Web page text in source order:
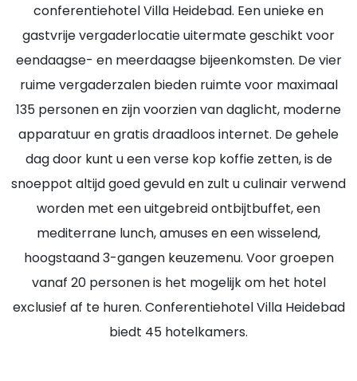
conferentiehotel Villa Heidebad. Een unieke en
gastvrije vergaderlocatie uitermate geschikt voor
eendaagse- en meerdaagse bijeenkomsten. De vier
ruime vergaderzalen bieden ruimte voor maximaal
135 personen en zijn voorzien van daglicht, moderne
apparatuur en gratis draadloos internet. De gehele
dag door kunt u een verse kop koffie zetten, is de
snoeppot altijd goed gevuld en zult u culinair verwend
worden met een uitgebreid ontbijtbuffet, een
mediterrane lunch, amuses en een wisselend,
hoogstaand 3-gangen keuzemenu. Voor groepen
vanaf 20 personen is het mogelijk om het hotel
exclusief af te huren. Conferentiehotel Villa Heidebad
biedt 45 hotelkamers.